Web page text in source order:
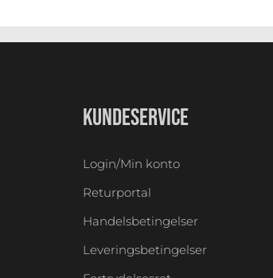
KUNDESERVICE
Login/Min konto
Returportal
Handelsbetingelser
Leveringsbetingelser